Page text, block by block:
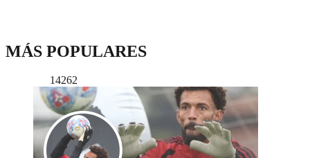
MÁS POPULARES
14262